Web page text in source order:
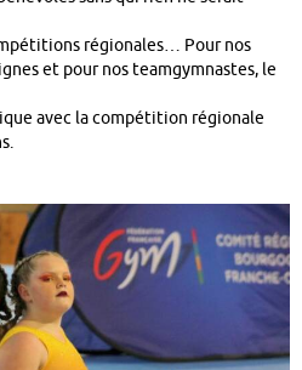
régionales… Pour nos
et pour nos teamgymnastes, le
avec la compétition régionale